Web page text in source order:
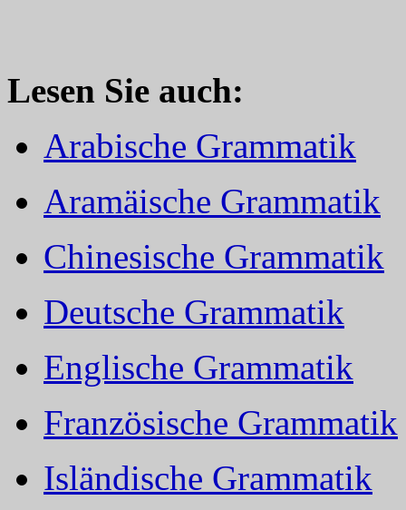
Lesen Sie auch:
Arabische Grammatik
Aramäische Grammatik
Chinesische Grammatik
Deutsche Grammatik
Englische Grammatik
Französische Grammatik
Isländische Grammatik